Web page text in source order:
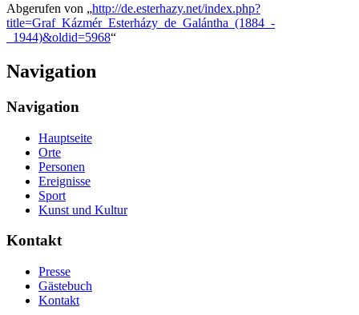
Abgerufen von „http://de.esterhazy.net/index.php?
title=Graf_Kázmér_Esterházy_de_Galántha_(1884_-
_1944)&oldid=5968“
Navigation
Navigation
Hauptseite
Orte
Personen
Ereignisse
Sport
Kunst und Kultur
Kontakt
Presse
Gästebuch
Kontakt